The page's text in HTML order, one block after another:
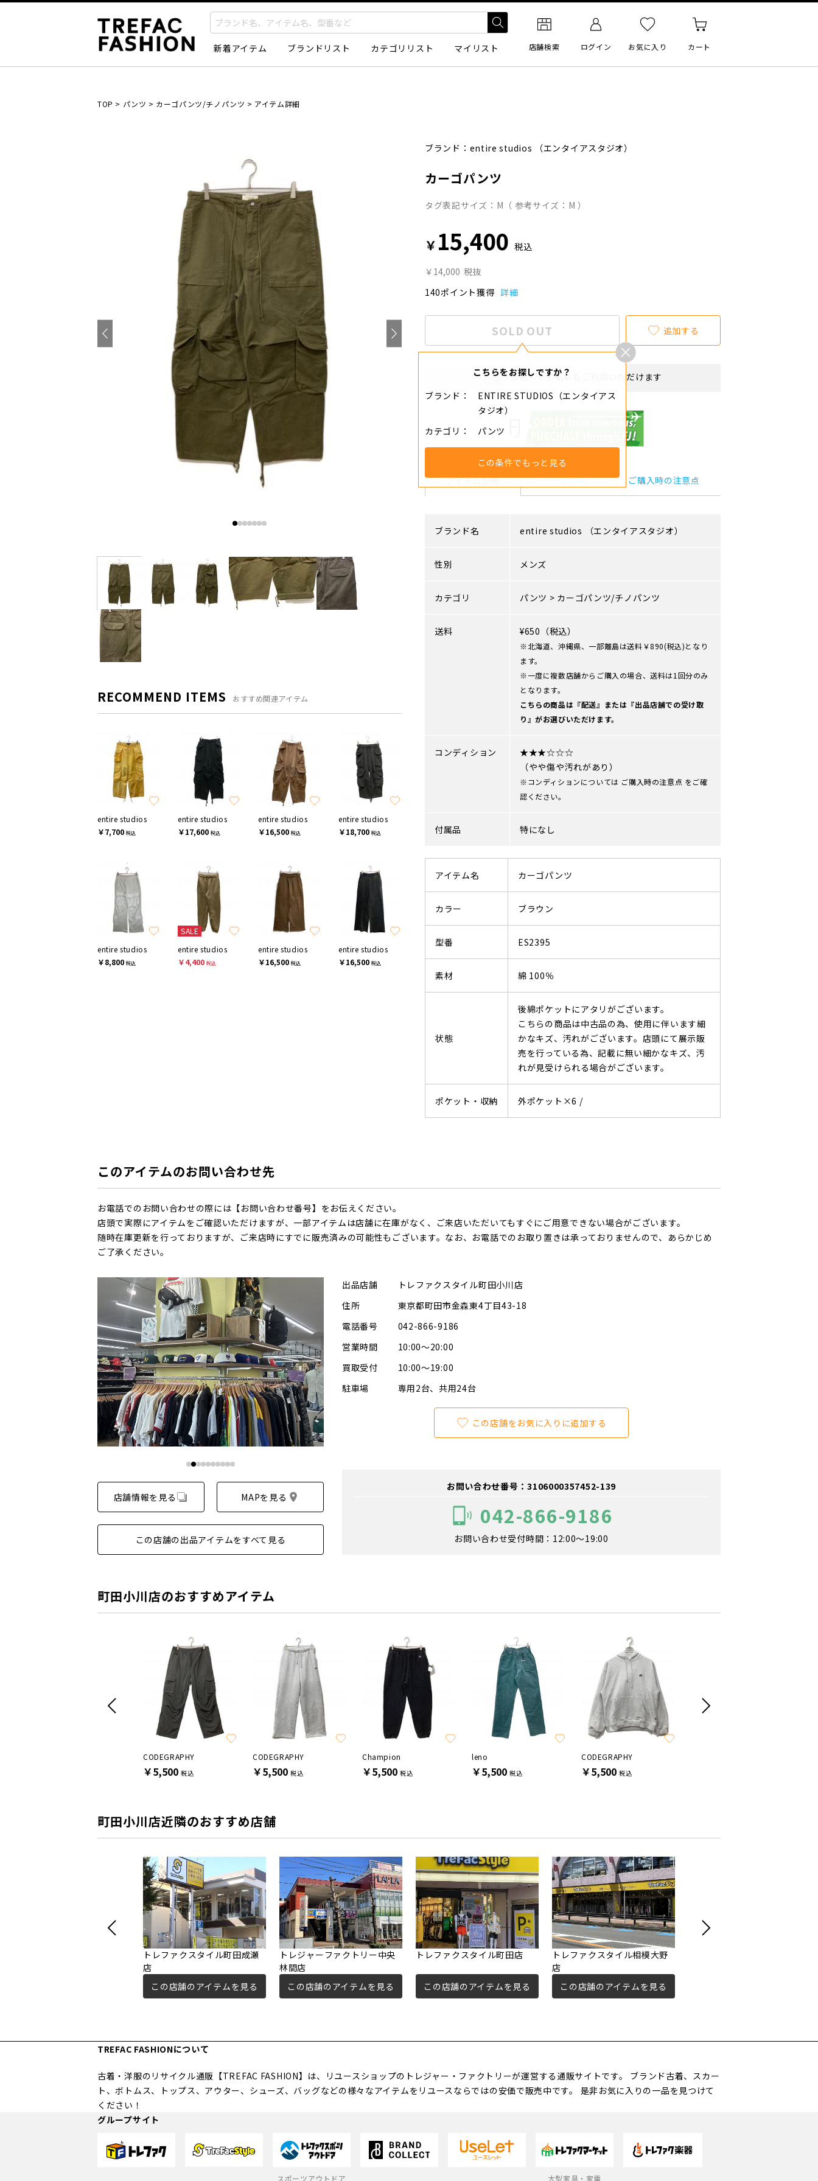
新着アイテム ブランドリスト カテゴリリスト マイリスト 店舗検索 ログイン お気に入り カート
TOP > パンツ > カーゴパンツ/チノパンツ > アイテム詳細
RECOMMEND ITEMS おすすめ関連アイテム
entire studios
￥7,700 税込
entire studios
￥17,600 税込
entire studios
￥16,500 税込
entire studios
￥18,700 税込
entire studios
￥8,800 税込
SALE
entire studios
￥4,400 税込
entire studios
￥16,500 税込
entire studios
￥16,500 税込
ブランド： entire studios （エンタイアスタジオ）
カーゴパンツ
タグ表記サイズ：M（ 参考サイズ：M ）
￥ 15,400 税込
￥14,000 税抜
140ポイント獲得 詳細
SOLD OUT
こちらをお探しですか？
ブランド
ENTIRE STUDIOS（エンタイアス
タジオ）
カテゴリ
パンツ
この条件でもっと見る
追加する
分割・リボ払いもご利用いただけます
アイテム説明 サイズ詳細 ご購入時の注意点
ブランド名 entire studios （エンタイアスタジオ）
性別 メンズ
カテゴリ パンツ > カーゴパンツ/チノパンツ
送料 ¥650（税込）
※北海道、沖縄県、一部離島は送料￥890(税込)となり
ます。
※一度に複数店舗からご購入の場合、送料は1回分のみ
となります。
こちらの商品は『配送』または『出品店舗での受け取
り』がお選びいただけます。
コンディション
★★★☆☆☆
（やや傷や汚れがあり）
※コンディションについては ご購入時の注意点 をご確
認ください。
付属品 特になし
アイテム名 カーゴパンツ
カラー ブラウン
型番 ES2395
素材 綿 100％
状態
後綿ポケットにアタリがございます。
こちらの商品は中古品の為、使用に伴います細
かなキズ、汚れがございます。店頭にて展示販
売を行っている為、記載に無い細かなキズ、汚
れが見受けられる場合がございます。
ポケット・収納 外ポケット×6 /
このアイテムのお問い合わせ先
お電話でのお問い合わせの際には【お問い合わせ番号】をお伝えください。
店頭で実際にアイテムをご確認いただけますが、一部アイテムは店舗に在庫がなく、ご来店いただいてもすぐにご用意できない場合がございます。
随時在庫更新を行っておりますが、ご来店時にすでに販売済みの可能性もございます。なお、お電話でのお取り置きは承っておりませんので、あらかじめ
ご了承ください。
店舗情報を見る MAPを見る
この店舗の出品アイテムをすべて見る
出品店舗
トレファクスタイル町田小川店
住所
東京都町田市金森東4丁目43-18
電話番号
042-866-9186
営業時間
10:00～20:00
買取受付
10:00～19:00
駐車場
専用2台、共用24台
この店舗をお気に入りに追加する
お問い合わせ番号：3106000357452-139
042-866-9186
お問い合わせ受付時間：12:00～19:00
町田小川店のおすすめアイテム
CODEGRAPHY
￥5,500 税込
CODEGRAPHY
￥5,500 税込
Champion
￥5,500 税込
leno
￥5,500 税込
CODEGRAPHY
￥5,500 税込
町田小川店近隣のおすすめ店舗
トレファクスタイル町田成瀬
店
この店舗のアイテムを見る
トレジャーファクトリー中央
林間店
この店舗のアイテムを見る
トレファクスタイル町田店
この店舗のアイテムを見る
トレファクスタイル相模大野
店
この店舗のアイテムを見る
TREFAC FASHIONについて
古着・洋服のリサイクル通販【TREFAC FASHION】は、リユースショップのトレジャー・ファクトリーが運営する通販サイトです。 ブランド古着、スカー
ト、ボトムス、トップス、アウター、シューズ、バッグなどの様々なアイテムをリユースならではの安価で販売中です。 是非お気に入りの一品を見つけて
ください！
グループサイト
スポーツアウトドア 大型家具・家電